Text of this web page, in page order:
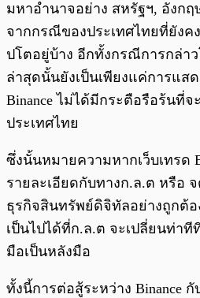
มหาอำนาจอย่าง สหรัฐฯ, อังก
จากกรณีของประเทศไทยที่ยัง
ปโตอยู่บ้าง อีกทั้งกรณีการกล่าว
ล่าสุดนั้นยังเป็นเพียงแค่การแสด
Binance ไม่ได้มีกระตือรือร้นที่
ประเทศไทย
ซึ่งนั้นหมายความหากเว็บเทรด
รายละเอียดกับทางก.ล.ต หรือ
ธุรกิจสินทรัพย์ดิจิทัลอย่างถูกต้
เป็นไปได้ที่ก.ล.ต จะเปลี่ยนท่า
มือเป็นหลังมือ
ทั้งนี้การต่อสู้ระหว่าง Binance